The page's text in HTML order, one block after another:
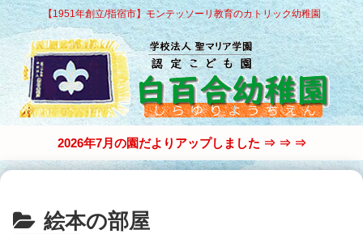
【1951年創立/指宿市】モンテッソーリ教育のカトリック幼稚園
2026年7月の園だよりアップしました ⇒ ⇒ ⇒
絵本の部屋